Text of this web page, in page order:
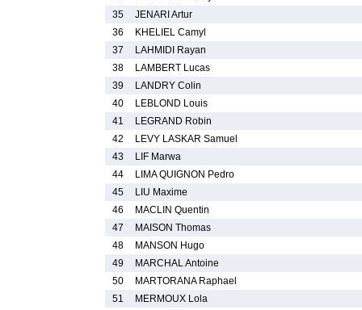
35
JENARI Artur
36
KHELIEL Camyl
37
LAHMIDI Rayan
38
LAMBERT Lucas
39
LANDRY Colin
40
LEBLOND Louis
41
LEGRAND Robin
42
LEVY LASKAR Samuel
43
LIF Marwa
44
LIMA QUIGNON Pedro
45
LIU Maxime
46
MACLIN Quentin
47
MAISON Thomas
48
MANSON Hugo
49
MARCHAL Antoine
50
MARTORANA Raphael
51
MERMOUX Lola